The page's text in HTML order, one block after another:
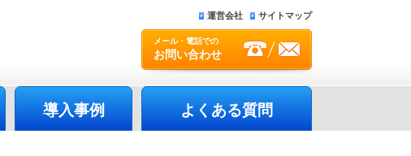
メール・電話での
お問い合わせ
運営会社 サイトマップ
導入事例 よくある質問